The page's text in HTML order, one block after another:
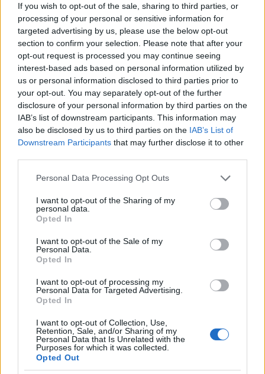
If you wish to opt-out of the sale, sharing to third parties, or
processing of your personal or sensitive information for
targeted advertising by us, please use the below opt-out
section to confirm your selection. Please note that after your
opt-out request is processed you may continue seeing
interest-based ads based on personal information utilized by
us or personal information disclosed to third parties prior to
your opt-out. You may separately opt-out of the further
disclosure of your personal information by third parties on the
IAB’s list of downstream participants. This information may
also be disclosed by us to third parties on the IAB’s List of
Downstream Participants that may further disclose it to other
Please note that this website/app uses one or more Google
not limited to your visit or usage behaviour. You may click to
grant or deny consent to Google and its third-party tags to
use your data for below specified purposes in below Google
consent section.
Personal Data Processing Opt Outs
I want to opt-out of the Sharing of my
personal data.
Opted In
I want to opt-out of the Sale of my
Personal Data.
Opted In
I want to opt-out of processing my
Personal Data for Targeted Advertising.
Opted In
I want to opt-out of Collection, Use,
Retention, Sale, and/or Sharing of my
Personal Data that Is Unrelated with the
Purposes for which it was collected.
Opted Out
το χαρτί, το τσαντίρι, το βλέμμα που ξελογιάζει, η
γυναίκα που ξέρει κάτι παραπάνω από τους άλλους.
Ρομαντική εικόνα για κάποιους, στερεότυπο για το
σημερινό αυτί.
Και μια μικρή λίστα
«Θα τη σκοτώσω τη τρελή» – Τάσος Μπουγάς
«Θα σε σκοτώσω» – Σώτης Βολάνης
Κάνε εγγραφή στο Pelop για περισσότερα videos
«Σ’ ένα στενό σοκάκι» – Δημήτρης Φτουχτίδης /
παραδοσιακό